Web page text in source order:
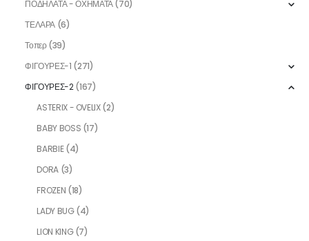
ΠΟΔΗΛΑΤΑ - ΟΧΗΜΑΤΑ(70)
ΤΕΛΑΡΑ (6)
Τοπερ (39)
ΦΙΓΟΥΡΕΣ-1 (271)
ΦΙΓΟΥΡΕΣ-2(167)
ASTERIX - OVELIX(2)
BABY BOSS (17)
BARBIE (4)
DORA (3)
FROZEN (18)
LADY BUG (4)
LION KING (7)